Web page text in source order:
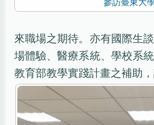
來職場之期待。亦有國際生
場體驗、醫療系統、學校系
教育部教學實踐計畫之補助